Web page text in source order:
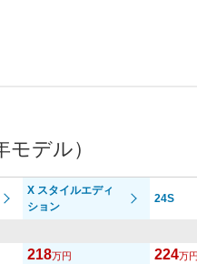
デル）
X スタイルエディ
ション
24S
218万円 224万